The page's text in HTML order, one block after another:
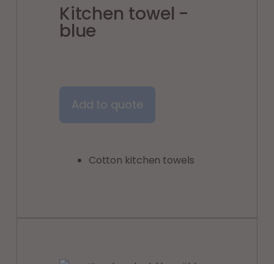
Kitchen towel -
blue
Add to quote
Cotton kitchen towels